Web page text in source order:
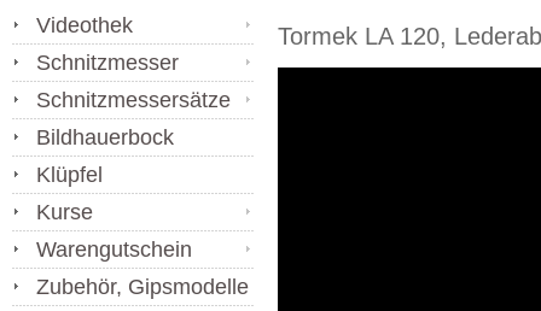
Tormek LA 120,
Videothek
Schnitzmesser
Schnitzmessersätze
Bildhauerbock
Klüpfel
Kurse
Warengutschein
Zubehör, Gipsmodelle